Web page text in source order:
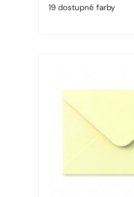
19 dostupné farby